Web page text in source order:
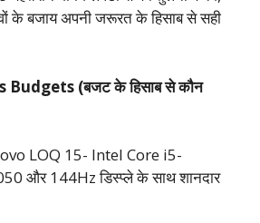
के बजाय अपनी जरूरत के हिसाब से सही
Budgets (बजट के हिसाब से कौन
LOQ 15- Intel Core i5-
और 144Hz डिस्प्ले के साथ शानदार